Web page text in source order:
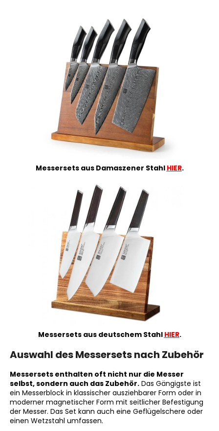
Messersets aus Damaszener Stahl HIER.
Messersets aus deutschem Stahl HIER.
Auswahl des Messersets nach Zubehör
Messersets enthalten oft nicht nur die Messer
selbst, sondern auch das Zubehör. Das Gängigste ist
ein Messerblock in klassischer ausziehbarer Form oder in
moderner magnetischer Form mit seitlicher Befestigung
der Messer. Das Set kann auch eine Geflügelschere oder
einen Wetzstahl umfassen.